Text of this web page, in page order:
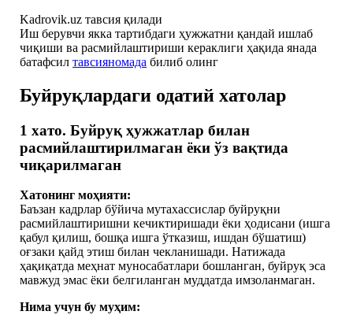
Kadrovik.uz тавсия қилади
Иш берувчи якка тартибдаги ҳужжатни қандай ишлаб
чиқиши ва расмийлаштириши кераклиги ҳақида янада
батафсил тавсияномада билиб олинг
Буйруқлардаги одатий хатолар
1 хато. Буйруқ ҳужжатлар билан
расмийлаштирилмаган ёки ўз вақтида
чиқарилмаган
Хатонинг моҳияти:
Баъзан кадрлар бўйича мутахассислар буйруқни
расмийлаштиришни кечиктиришади ёки ҳодисани (ишга
қабул қилиш, бошқа ишга ўтказиш, ишдан бўшатиш)
оғзаки қайд этиш билан чекланишади. Натижада
ҳақиқатда меҳнат муносабатлари бошланган, буйруқ эса
мавжуд эмас ёки белгиланган муддатда имзоланмаган.
Нима учун бу муҳим: